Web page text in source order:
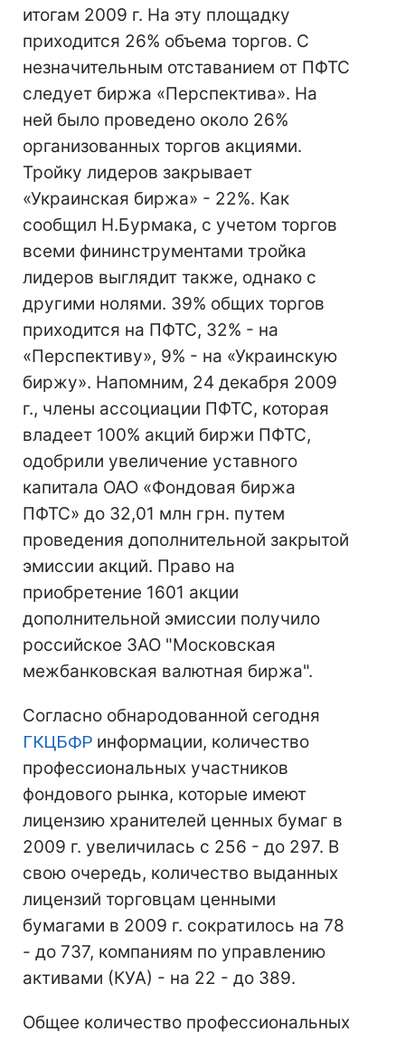
итогам 2009 г. На эту площадку
приходится 26% объема торгов. С
незначительным отставанием от ПФТС
следует биржа «Перспектива». На
ней было проведено около 26%
организованных торгов акциями.
Тройку лидеров закрывает
«Украинская биржа» - 22%. Как
сообщил Н.Бурмака, с учетом торгов
всеми фининструментами тройка
лидеров выглядит также, однако с
другими нолями. 39% общих торгов
приходится на ПФТС, 32% - на
«Перспективу», 9% - на «Украинскую
биржу». Напомним, 24 декабря 2009
г., члены ассоциации ПФТС, которая
владеет 100% акций биржи ПФТС,
одобрили увеличение уставного
капитала ОАО «Фондовая биржа
ПФТС» до 32,01 млн грн. путем
проведения дополнительной закрытой
эмиссии акций. Право на
приобретение 1601 акции
дополнительной эмиссии получило
российское ЗАО "Московская
межбанковская валютная биржа".
Согласно обнародованной сегодня
ГКЦБФР информации, количество
профессиональных участников
фондового рынка, которые имеют
лицензию хранителей ценных бумаг в
2009 г. увеличилась с 256 - до 297. В
свою очередь, количество выданных
лицензий торговцам ценными
бумагами в 2009 г. сократилось на 78
- до 737, компаниям по управлению
активами (КУА) - на 22 - до 389.
Общее количество профессиональных